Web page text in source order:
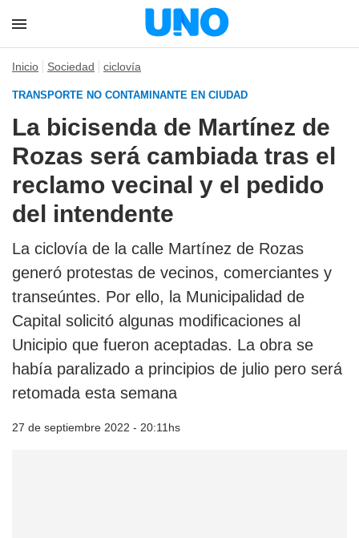
Inicio Sociedad ciclovía
TRANSPORTE NO CONTAMINANTE EN CIUDAD
La bicisenda de Martínez de
Rozas será cambiada tras el
reclamo vecinal y el pedido
del intendente
La ciclovía de la calle Martínez de Rozas
generó protestas de vecinos, comerciantes y
transeúntes. Por ello, la Municipalidad de
Capital solicitó algunas modificaciones al
Unicipio que fueron aceptadas. La obra se
había paralizado a principios de julio pero será
retomada esta semana
27 de septiembre 2022 - 20:11hs